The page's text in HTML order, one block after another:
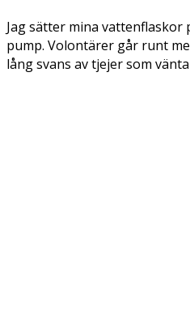
Jag sätter mina vattenflaskor
pump. Volontärer går runt
lång svans av tjejer som